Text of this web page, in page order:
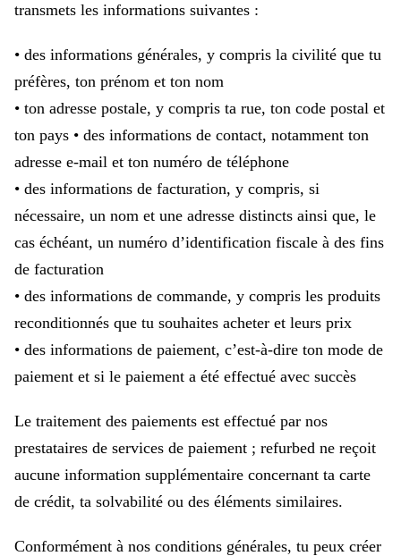
transmets les informations suivantes :
• des informations générales, y compris la civilité que tu
préfères, ton prénom et ton nom
• ton adresse postale, y compris ta rue, ton code postal et
ton pays • des informations de contact, notamment ton
adresse e-mail et ton numéro de téléphone
• des informations de facturation, y compris, si
nécessaire, un nom et une adresse distincts ainsi que, le
cas échéant, un numéro d’identification fiscale à des fins
de facturation
• des informations de commande, y compris les produits
reconditionnés que tu souhaites acheter et leurs prix
• des informations de paiement, c’est-à-dire ton mode de
paiement et si le paiement a été effectué avec succès
Le traitement des paiements est effectué par nos
prestataires de services de paiement ; refurbed ne reçoit
aucune information supplémentaire concernant ta carte
de crédit, ta solvabilité ou des éléments similaires.
Conformément à nos conditions générales, tu peux créer